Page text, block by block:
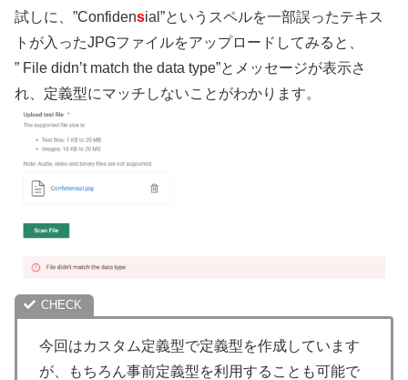
試しに、”Confidensial”というスペルを一部誤ったテキス
トが入ったJPGファイルをアップロードしてみると、
” File didn’t match the data type”とメッセージが表示さ
れ、定義型にマッチしないことがわかります。
今回はカスタム定義型で定義型を作成しています
が、もちろん事前定義型を利用することも可能で